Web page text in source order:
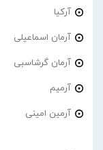
آرکیا
آرمان اسماعیلی
آرمان گرشاسبی
آرمیم
آرمین امینی